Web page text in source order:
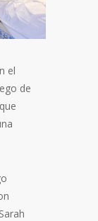
el
de